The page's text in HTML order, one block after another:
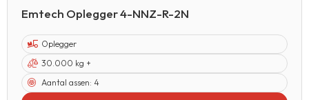
Emtech Oplegger 4-NNZ-R-2N
Oplegger
30.000 kg +
Aantal assen: 4